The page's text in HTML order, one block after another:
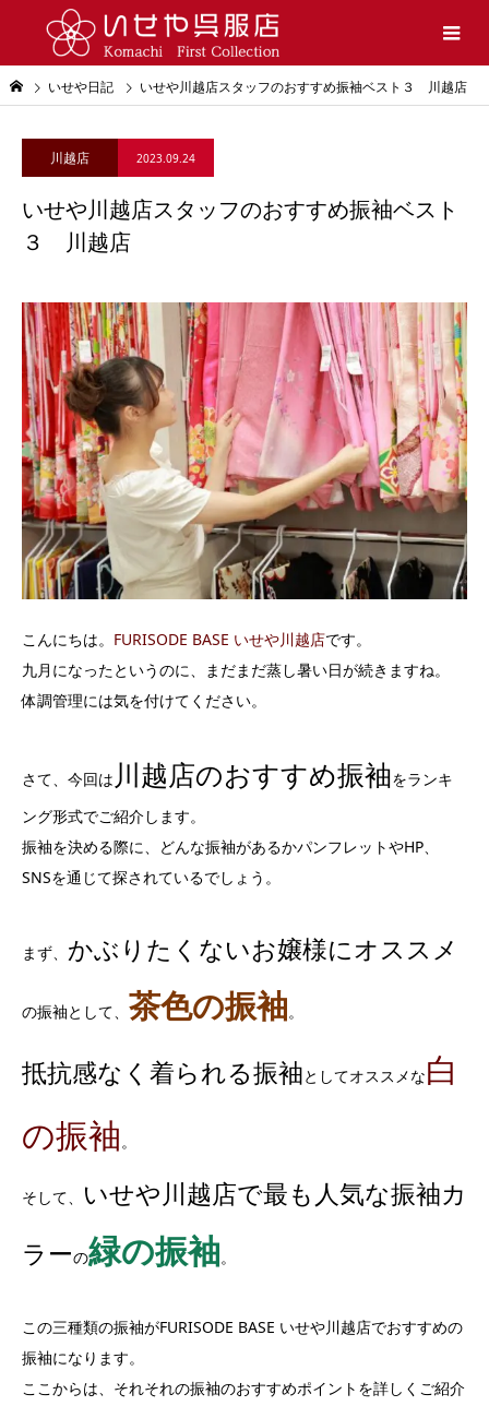
いせや日記 いせや川越店スタッフのおすすめ振袖ベスト３ 川越店
川越店 2023.09.24
いせや川越店スタッフのおすすめ振袖ベスト
３ 川越店
こんにちは。 FURISODE BASE いせや川越店です。
九月になったというのに、まだまだ蒸し暑い日が続きますね。
体調管理には気を付けてください。
さて、今回は 川越店のおすすめ振袖をランキ
ング形式でご紹介します。
振袖を決める際に、どんな振袖があるかパンフレットやHP、
SNSを通じて探されているでしょう。
まず、 かぶりたくないお嬢様にオススメ
の振袖として、 茶色の振袖。
抵抗感なく着られる振袖としてオススメな白
の振袖。
そして、
いせや川越店で最も人気な振袖カ
ラーの緑の振袖。
この三種類の振袖がFURISODE BASE いせや川越店でおすすめの
振袖になります。
ここからは、それそれの振袖のおすすめポイントを詳しくご紹介